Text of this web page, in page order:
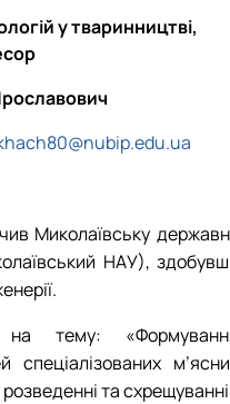
у тваринництві,
Миколаївську
НАУ),
на тему:
спеціалізованих
та